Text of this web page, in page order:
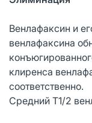
Венлафаксин и
венлафаксина
клиренса
соответственно.
Средний Т1/2